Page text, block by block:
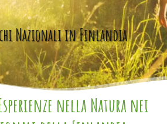
Nazionali in Finlandia
nella Natura nei